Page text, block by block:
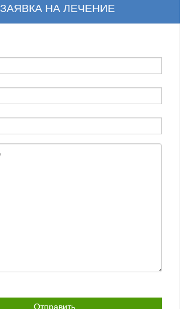
ЗАЯВКА НА ЛЕЧЕНИЕ